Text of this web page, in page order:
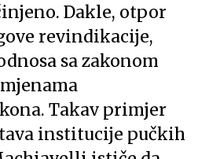
Dakle, otpor
revindikacije,
sa zakonom
Takav primjer
institucije pučkih